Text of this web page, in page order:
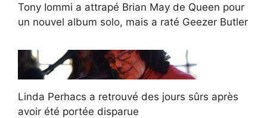
Tony Iommi a attrapé Brian May de Queen pour
un nouvel album solo, mais a raté Geezer Butler
Linda Perhacs a retrouvé des jours sûrs après
avoir été portée disparue